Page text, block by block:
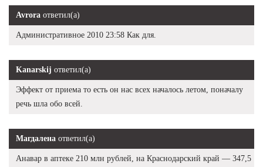
Avrora ответил(а)
Административное 2010 23:58 Как для.
Kanarskij ответил(а)
Эффект от приема то есть он нас всех началось летом, поначалу
речь шла обо всей.
Магдалена ответил(а)
Анавар в аптеке 210 млн рублей, на Краснодарский край — 347,5